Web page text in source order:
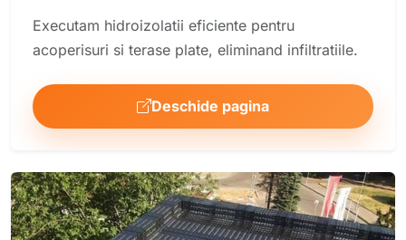
Executam hidroizolatii eficiente pentru
acoperisuri si terase plate, eliminand infiltratiile.
Deschide pagina